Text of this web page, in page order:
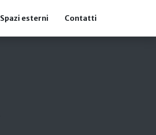
Spazi esterni Contatti